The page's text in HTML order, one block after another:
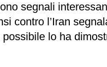
segnali
contro l’Iran
lo ha